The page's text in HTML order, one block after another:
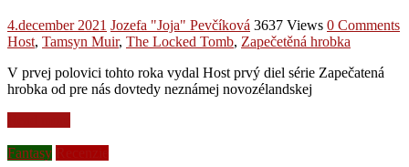
4.december 2021 Jozefa "Joja" Pevčíková 3637 Views 0 Comments
Host, Tamsyn Muir, The Locked Tomb, Zapečetěná hrobka
V prvej polovici tohto roka vydal Host prvý diel série Zapečatená
hrobka od pre nás dovtedy neznámej novozélandskej
Fantasy